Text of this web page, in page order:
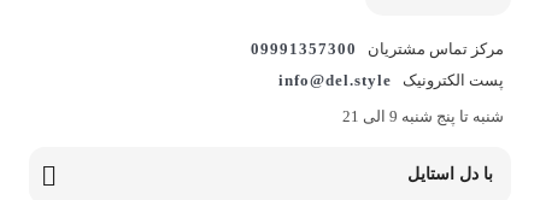
مرکز تماس مشتریان
09991357300
پست الکترونیک
info@del.style
شنبه تا پنج شنبه 9 الی 21
با دل استایل